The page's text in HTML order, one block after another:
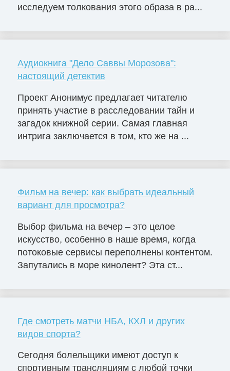
исследуем толкования этого образа в ра...
Аудиокнига "Дело Саввы Морозова":
настоящий детектив
Проект Анонимус предлагает читателю
принять участие в расследовании тайн и
загадок книжной серии. Самая главная
интрига заключается в том, кто же на ...
Фильм на вечер: как выбрать идеальный
вариант для просмотра?
Выбор фильма на вечер – это целое
искусство, особенно в наше время, когда
потоковые сервисы переполнены контентом.
Запутались в море кинолент? Эта ст...
Где смотреть матчи НБА, КХЛ и других
видов спорта?
Сегодня болельщики имеют доступ к
спортивным трансляциям с любой точки